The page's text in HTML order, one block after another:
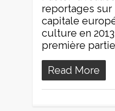
reportages sur
capitale
culture en
première
Read More